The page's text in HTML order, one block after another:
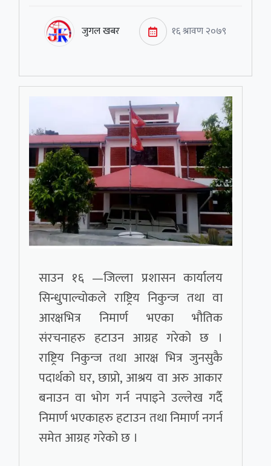
जुगल खबर १६ श्रावण २०७९
साउन १६ —जिल्ला प्रशासन कार्यालय
सिन्धुपाल्चोकले राष्ट्रिय निकुन्ज तथा वा
आरक्षभित्र निमार्ण भएका भौतिक
संरचनाहरु हटाउन आग्रह गरेको छ ।
राष्ट्रिय निकुन्ज तथा आरक्ष भित्र जुनसुकै
पदार्थको घर, छाप्रो, आश्रय वा अरु आकार
बनाउन वा भोग गर्न नपाइने उल्लेख गर्दै
निमार्ण भएकाहरु हटाउन तथा निमार्ण नगर्न
समेत आग्रह गरेको छ ।